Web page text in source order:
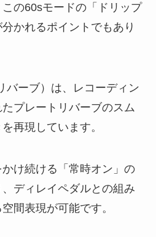
の60sモードの「ドリップ
かれるポイントでもあり
バーブ）は、レコーディン
プレートリバーブのスム
再現しています。
け続ける「常時オン」の
ディレイペダルとの組み
間表現が可能です。